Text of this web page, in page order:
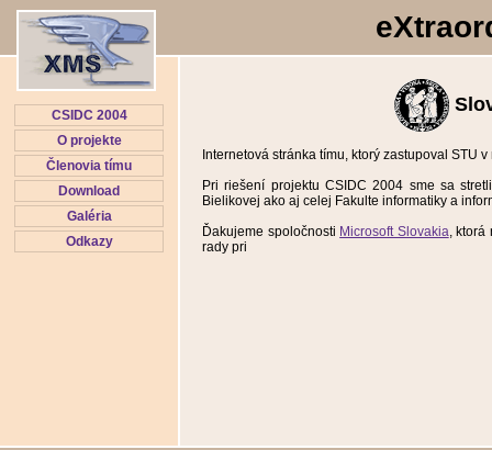
CSIDC 2004
O projekte
Členovia tímu
Download
Galéria
Odkazy
Internetová stránka tímu, ktorý zastupoval STU
Pri riešení projektu CSIDC 2004 sme sa
Bielikovej ako aj celej Fakulte informatiky a
Ďakujeme spoločnosti Microsoft Slovakia, ktorá
rady pri